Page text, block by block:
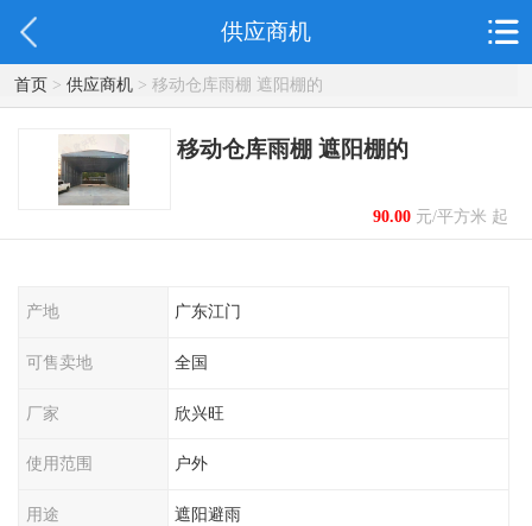
供应商机
首页> 供应商机> 移动仓库雨棚 遮阳棚的
移动仓库雨棚 遮阳棚的
90.00元/平方米 起
产地 广东江门
可售卖地 全国
厂家 欣兴旺
使用范围 户外
用途 遮阳避雨